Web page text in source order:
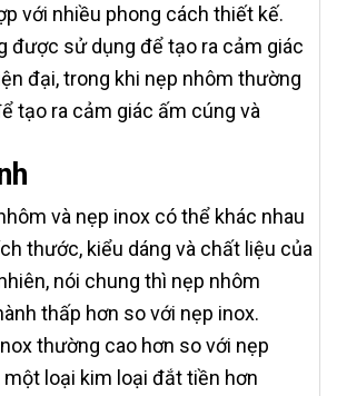
với nhiều phong cách thiết kế.
được sử dụng để tạo ra cảm giác
đại, trong khi nẹp nhôm thường
tạo ra cảm giác ấm cúng và
và nẹp inox có thể khác nhau
thước, kiểu dáng và chất liệu của
nói chung thì nẹp nhôm
thấp hơn so với nẹp inox.
thường cao hơn so với nẹp
một loại kim loại đắt tiền hơn